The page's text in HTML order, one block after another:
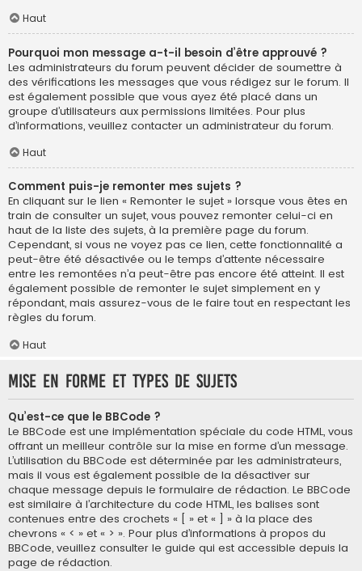
Haut
Pourquoi mon message a-t-il besoin d’être approuvé ?
Les administrateurs du forum peuvent décider de soumettre à
des vérifications les messages que vous rédigez sur le forum. Il
est également possible que vous ayez été placé dans un
groupe d’utilisateurs aux permissions limitées. Pour plus
d’informations, veuillez contacter un administrateur du forum.
Haut
Comment puis-je remonter mes sujets ?
En cliquant sur le lien « Remonter le sujet » lorsque vous êtes en
train de consulter un sujet, vous pouvez remonter celui-ci en
haut de la liste des sujets, à la première page du forum.
Cependant, si vous ne voyez pas ce lien, cette fonctionnalité a
peut-être été désactivée ou le temps d’attente nécessaire
entre les remontées n’a peut-être pas encore été atteint. Il est
également possible de remonter le sujet simplement en y
répondant, mais assurez-vous de le faire tout en respectant les
règles du forum.
Haut
Mise en forme et types de sujets
Qu’est-ce que le BBCode ?
Le BBCode est une implémentation spéciale du code HTML, vous
offrant un meilleur contrôle sur la mise en forme d’un message.
L’utilisation du BBCode est déterminée par les administrateurs,
mais il vous est également possible de la désactiver sur
chaque message depuis le formulaire de rédaction. Le BBCode
est similaire à l’architecture du code HTML, les balises sont
contenues entre des crochets « [ » et « ] » à la place des
chevrons « < » et « > ». Pour plus d’informations à propos du
BBCode, veuillez consulter le guide qui est accessible depuis la
page de rédaction.